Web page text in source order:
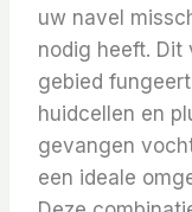
uw navel
nodig heeft. Dit
gebied
huidcellen en
gevangen
een ideale